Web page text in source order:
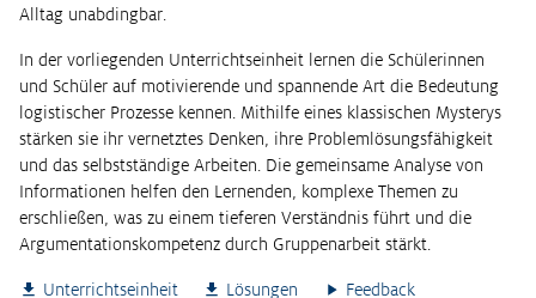
Alltag unabdingbar.
In der vorliegenden Unterrichtseinheit lernen die Schülerinnen
und Schüler auf motivierende und spannende Art die Bedeutung
logistischer Prozesse kennen. Mithilfe eines klassischen Mysterys
stärken sie ihr vernetztes Denken, ihre Problemlösungsfähigkeit
und das selbstständige Arbeiten. Die gemeinsame Analyse von
Informationen helfen den Lernenden, komplexe Themen zu
erschließen, was zu einem tieferen Verständnis führt und die
Argumentationskompetenz durch Gruppenarbeit stärkt.
Unterrichtseinheit Lösungen Feedback